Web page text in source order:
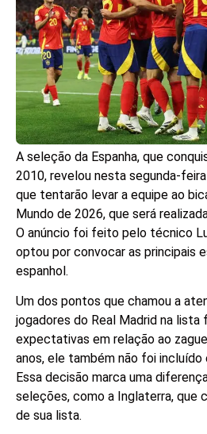
A seleção da Espanha, que
2010, revelou nesta segunda-
que tentarão levar a equipe ao
Mundo de 2026, que será
O anúncio foi feito pelo técnico
optou por convocar as principais
espanhol.
Um dos pontos que chamou a
jogadores do Real Madrid na lista
expectativas em relação ao
anos, ele também não foi
Essa decisão marca uma
seleções, como a Inglaterra, que
de sua lista.